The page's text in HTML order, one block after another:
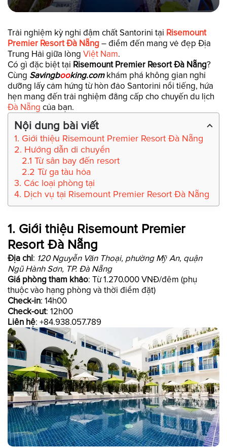
Trải nghiệm kỳ nghỉ đậm chất Santorini tại Risemount
Premier Resort Đà Nẵng– điểm đến mang vẻ đẹp Địa
Trung Hải giữa lòng Việt Nam.
Có gì đặc biệt tại Risemount Premier Resort Đà Nẵng?
Cùng Savingbooking.comkhám phá không gian nghỉ
dưỡng lấy cảm hứng từ hòn đảo Santorini nổi tiếng, hứa
hẹn mang đến trải nghiệm đẳng cấp cho chuyến du lịch
Đà Nẵng của bạn.
Nội dung bài viết
1. Giới thiệu Risemount Premier Resort Đà Nẵng
2. Hướng dẫn di chuyển
2.1 Từ sân bay đến resort
2.2 Từ ga tàu hỏa
3. Các loại phòng tại
4. Dịch vụ tại Risemount Premier Resort Đà Nẵng
1. Giới thiệu Risemount Premier
Resort Đà Nẵng
Địa chỉ: 120 Nguyễn Văn Thoại, phường Mỹ An, quận
Ngũ Hành Sơn, TP. Đà Nẵng
Giá phòng tham khảo: Từ 1.270.000 VNĐ/đêm (phụ
thuộc vào hạng phòng và thời điểm đặt)
Check-in: 14h00
Check-out: 12h00
Liên hệ: +84.938.057.789